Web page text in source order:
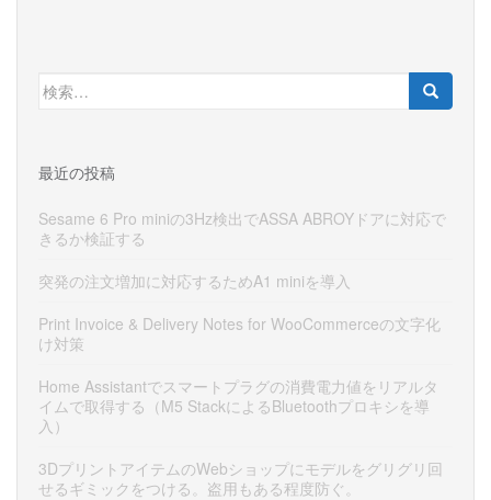
検
索:
最近の投稿
Sesame 6 Pro miniの3Hz検出でASSA ABROYドアに対応で
きるか検証する
突発の注文増加に対応するためA1 miniを導入
Print Invoice & Delivery Notes for WooCommerceの文字化
け対策
Home Assistantでスマートプラグの消費電力値をリアルタ
イムで取得する（M5 StackによるBluetoothプロキシを導
入）
3DプリントアイテムのWebショップにモデルをグリグリ回
せるギミックをつける。盗用もある程度防ぐ。